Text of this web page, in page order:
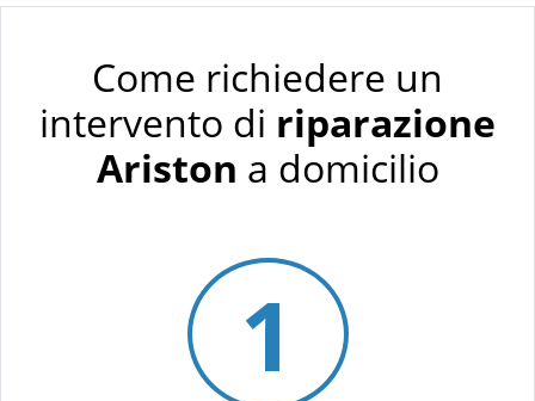
Come richiedere un
intervento di riparazione
Ariston a domicilio
1